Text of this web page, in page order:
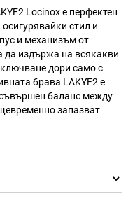
Locinox е перфектен
стил и
и механизъм от
да издържа на всякакви
дори само с
брава LAKYF2 е
съвършен баланс между
запазват